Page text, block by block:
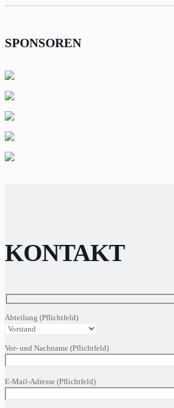
SPONSOREN
KONTAKT
Abteilung (Pflichtfeld)
Vor- und Nachname (Pflichtfeld)
lasse
E-Mail-Adresse (Pflichtfeld)